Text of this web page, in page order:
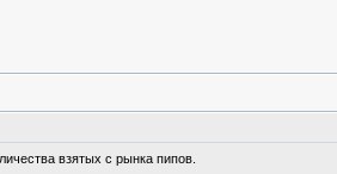
взятых с рынка пипов.